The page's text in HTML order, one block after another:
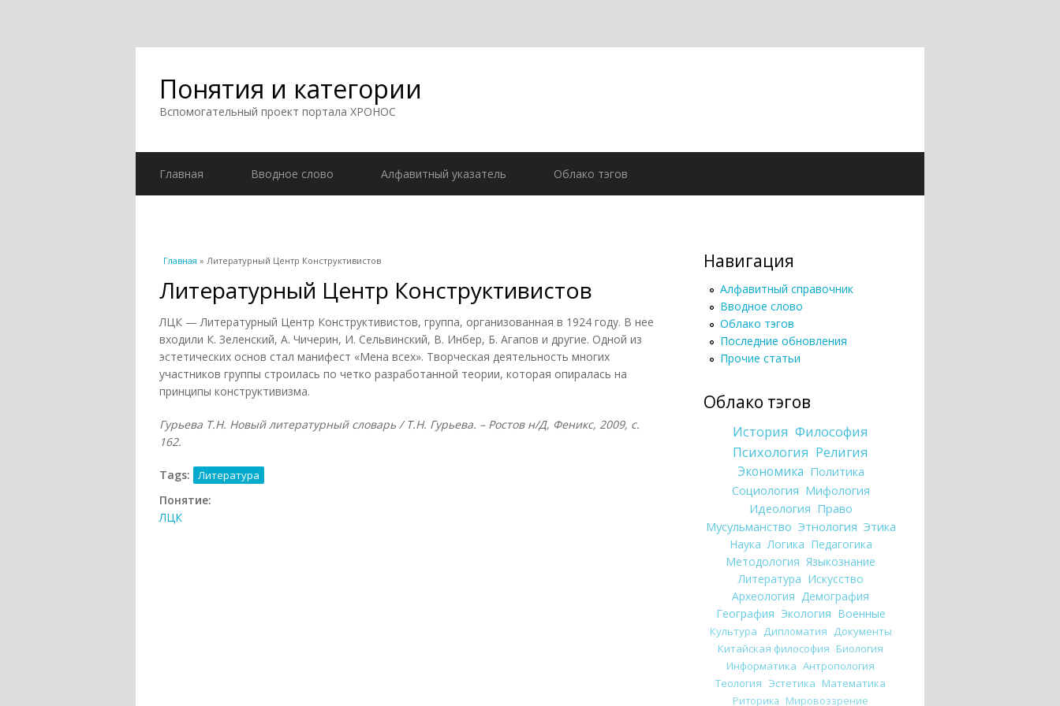
Понятия и категории
Вспомогательный проект портала ХРОНОС
Главная Вводное слово Алфавитный указатель Облако тэгов
Вы здесь
Главная » Литературный Центр Конструктивистов
Литературный Центр Конструктивистов
ЛЦК — Литературный Центр Конструктивистов, группа, организованная в 1924 году. В нее
входили К. Зеленский, А. Чичерин, И. Сельвинский, В. Инбер, Б. Агапов и другие. Одной из
эстетических основ стал манифест «Мена всех». Творческая деятельность многих
участников группы строилась по четко разработанной теории, которая опиралась на
принципы конструктивизма.
Гурьева Т.Н. Новый литературный словарь / Т.Н. Гурьева. – Ростов н/Д, Феникс, 2009, с.
162.
Tags: Литература
Понятие:
ЛЦК
Навигация
Алфавитный справочник
Вводное слово
Облако тэгов
Последние обновления
Прочие статьи
Облако тэгов
История Философия
Психология Религия
Экономика Политика
Социология Мифология
Идеология Право
Мусульманство Этнология Этика
Наука Логика Педагогика
Методология Языкознание
Литература Искусство
Археология Демография
География Экология Военные
Культура Дипломатия Документы
Китайская философия Биология
Информатика Антропология
Теология Эстетика Математика
Риторика Мировоззрение